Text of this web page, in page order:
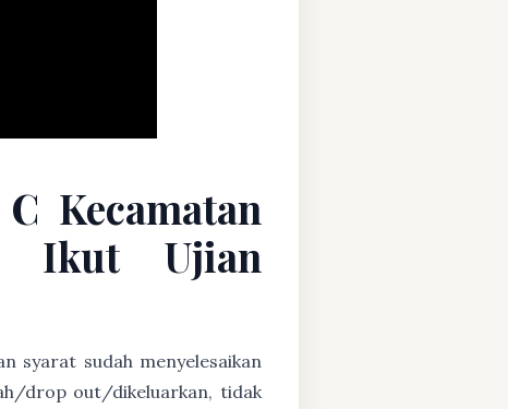
Kecamatan
Ikut Ujian
syarat sudah menyelesaikan
drop out/dikeluarkan, tidak